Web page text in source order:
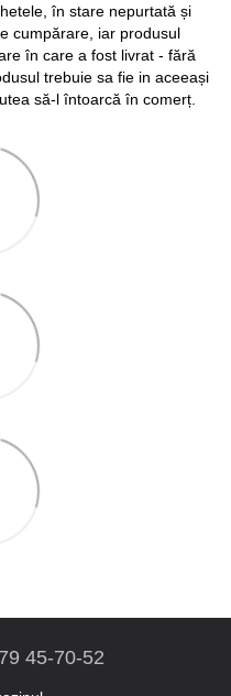
în stare nepurtată și
cumpărare, iar produsul
în care a fost livrat - fără
trebuie sa fie in aceeași
să-l întoarcă în comerț.
45-70-52